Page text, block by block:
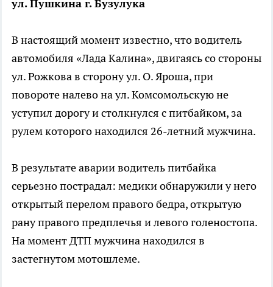
ул. Пушкина г. Бузулука
В настоящий момент известно, что водитель
автомобиля «Лада Калина», двигаясь со стороны
ул. Рожкова в сторону ул. О. Яроша, при
повороте налево на ул. Комсомольскую не
уступил дорогу и столкнулся с питбайком, за
рулем которого находился 26-летний мужчина.
В результате аварии водитель питбайка
серьезно пострадал: медики обнаружили у него
открытый перелом правого бедра, открытую
рану правого предплечья и левого голеностопа.
На момент ДТП мужчина находился в
застегнутом мотошлеме.